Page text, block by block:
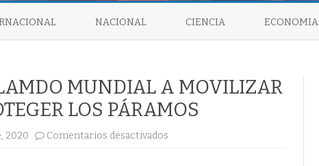
NACIONAL CIENCIA ECONOMIA
MUNDIAL A MOVILIZAR
LOS PÁRAMOS
2020 Comentarios desactivados